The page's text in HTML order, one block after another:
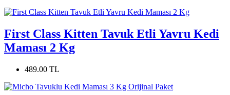
First Class Kitten Tavuk Etli Yavru Kedi
Maması 2 Kg
489.00 TL